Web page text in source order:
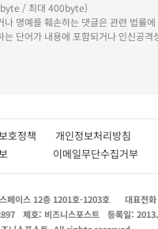
byte / 최대 400byte)
명예를 훼손하는 댓글은 관련 법률
단어가 내용에 포함되거나 인신공
보호정책 개인정보처리방침
보 이메일무단수집거부
페이스 12층 1201호-1203호 대표전
제호: 비즈니스포스트 등록일: